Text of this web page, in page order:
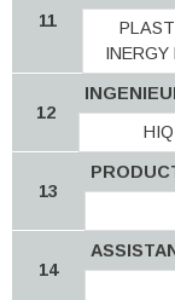
11
INERGY
12
13
14